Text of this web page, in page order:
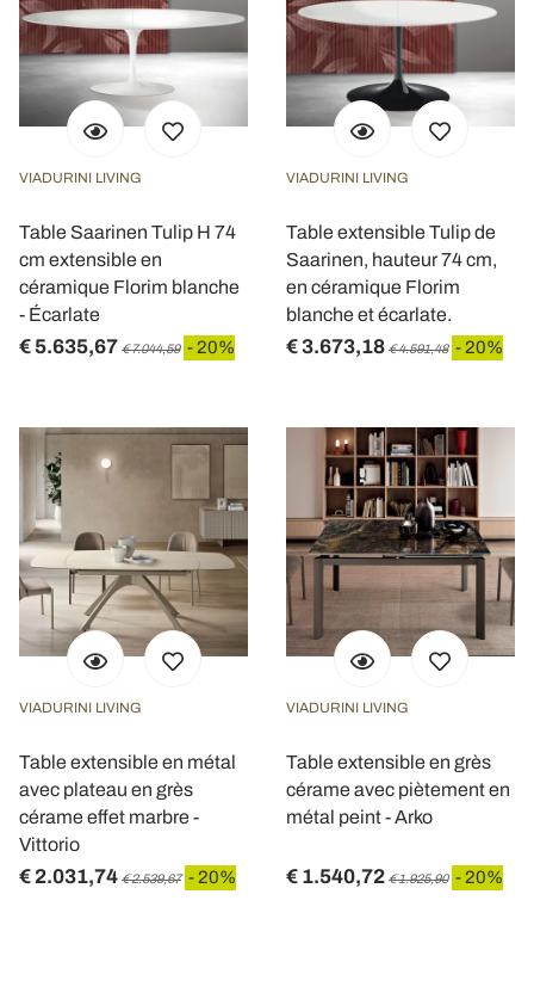
VIADURINI LIVING
Table Saarinen Tulip H 74
cm extensible en
céramique Florim blanche
- Écarlate
€ 5.635,67 € 7.044,59 - 20%
VIADURINI LIVING
Table extensible Tulip de
Saarinen, hauteur 74 cm,
en céramique Florim
blanche et écarlate.
€ 3.673,18 € 4.591,48 - 20%
VIADURINI LIVING
Table extensible en métal
avec plateau en grès
cérame effet marbre -
Vittorio
€ 2.031,74 € 2.539,67 - 20%
VIADURINI LIVING
Table extensible en grès
cérame avec piètement en
métal peint - Arko
€ 1.540,72 € 1.925,90 - 20%